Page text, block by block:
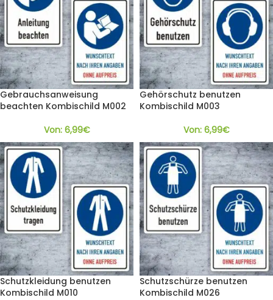
Gebrauchsanweisung
beachten Kombischild M002
Von: 6,99€
Gehörschutz benutzen
Kombischild M003
Von: 6,99€
Schutzkleidung benutzen
Kombischild M010
Schutzschürze benutzen
Kombischild M026